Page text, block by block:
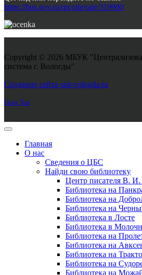
https://bus.gov.ru/qrcode/rate/319900
Copyright © 2026 МБУК
система г. Вологды"
Создание сайта sait-vologda.ru
Goto Top
Главная
О нас
Сведения о ЦБС
Найди свою библиотеку
Центр писателя В. И.
Библиотека на
Библиотека на
Библиотека на
Библиотека в Лосте
Библиотека в
Библиотека на
Библиотека на
Библиотека на
Библиотека на
Библиотека на